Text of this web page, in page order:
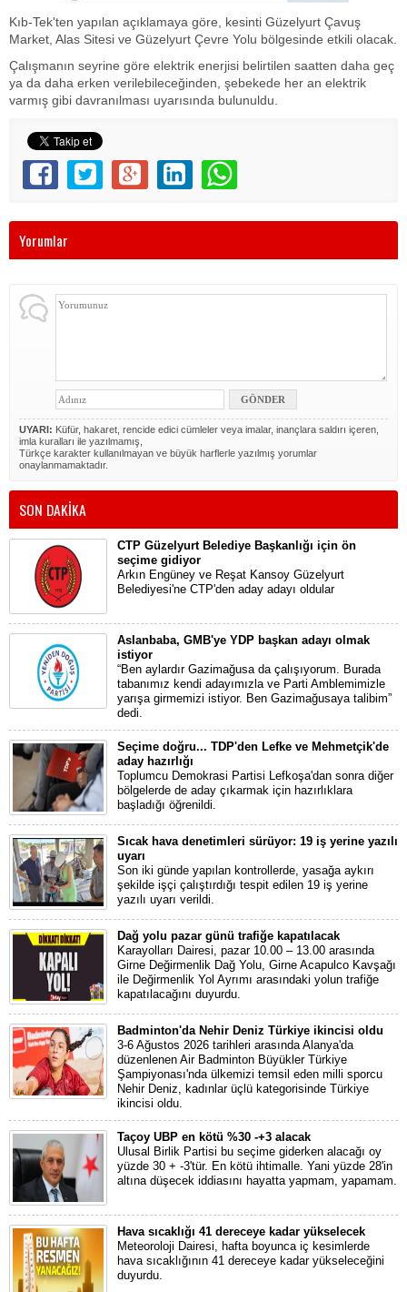
Kıb-Tek'ten yapılan açıklamaya göre, kesinti Güzelyurt Çavuş
Market, Alas Sitesi ve Güzelyurt Çevre Yolu bölgesinde etkili olacak.
Çalışmanın seyrine göre elektrik enerjisi belirtilen saatten daha geç
ya da daha erken verilebileceğinden, şebekede her an elektrik
varmış gibi davranılması uyarısında bulunuldu.
Yorumlar
UYARI: Küfür, hakaret, rencide edici cümleler veya imalar, inançlara saldırı içeren,
imla kuralları ile yazılmamış,
Türkçe karakter kullanılmayan ve büyük harflerle yazılmış yorumlar
onaylanmamaktadır.
SON DAKİKA
CTP Güzelyurt Belediye Başkanlığı için ön
seçime gidiyor
Arkın Engüney ve Reşat Kansoy Güzelyurt
Belediyesi'ne CTP'den aday adayı oldular
Aslanbaba, GMB'ye YDP başkan adayı olmak
istiyor
“Ben aylardır Gazimağusa da çalışıyorum. Burada
tabanımız kendi adayımızla ve Parti Amblemimizle
yarışa girmemizi istiyor. Ben Gazimağusaya talibim”
dedi.
Seçime doğru... TDP'den Lefke ve Mehmetçik'de
aday hazırlığı
Toplumcu Demokrasi Partisi Lefkoşa'dan sonra diğer
bölgelerde de aday çıkarmak için hazırlıklara
başladığı öğrenildi.
Sıcak hava denetimleri sürüyor: 19 iş yerine yazılı
uyarı
Son iki günde yapılan kontrollerde, yasağa aykırı
şekilde işçi çalıştırdığı tespit edilen 19 iş yerine
yazılı uyarı verildi.
Dağ yolu pazar günü trafiğe kapatılacak
Karayolları Dairesi, pazar 10.00 – 13.00 arasında
Girne Değirmenlik Dağ Yolu, Girne Acapulco Kavşağı
ile Değirmenlik Yol Ayrımı arasındaki yolun trafiğe
kapatılacağını duyurdu.
Badminton'da Nehir Deniz Türkiye ikincisi oldu
3-6 Ağustos 2026 tarihleri arasında Alanya'da
düzenlenen Air Badminton Büyükler Türkiye
Şampiyonası'nda ülkemizi temsil eden milli sporcu
Nehir Deniz, kadınlar üçlü kategorisinde Türkiye
ikincisi oldu.
Taçoy UBP en kötü %30 -+3 alacak
Ulusal Birlik Partisi bu seçime giderken alacağı oy
yüzde 30 + -3'tür. En kötü ihtimalle. Yani yüzde 28'in
altına düşecek iddiasını hayatta yapmam, yapamam.
Hava sıcaklığı 41 dereceye kadar yükselecek
Meteoroloji Dairesi, hafta boyunca iç kesimlerde
hava sıcaklığının 41 dereceye kadar yükseleceğini
duyurdu.